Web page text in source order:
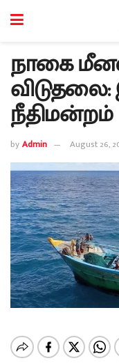
நாகை
நீதிமன்றம்
byAdmin August 26,